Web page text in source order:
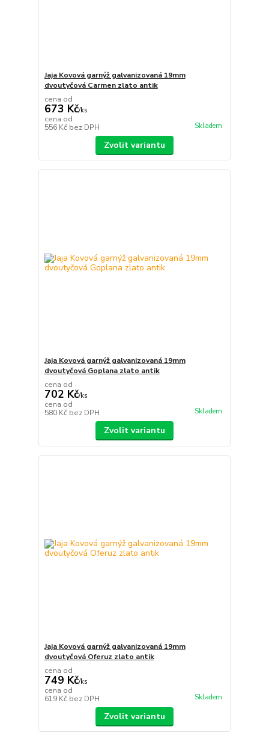
Jaja Kovová garnýž galvanizovaná 19mm
dvoutyčová Carmen zlato antik
cena od
673 Kč/ks
cena od
556 Kč bez DPH Skladem
Zvolit variantu
Jaja Kovová garnýž galvanizovaná 19mm
dvoutyčová Goplana zlato antik
cena od
702 Kč/ks
cena od
580 Kč bez DPH Skladem
Zvolit variantu
Jaja Kovová garnýž galvanizovaná 19mm
dvoutyčová Oferuz zlato antik
cena od
749 Kč/ks
cena od
619 Kč bez DPH Skladem
Zvolit variantu